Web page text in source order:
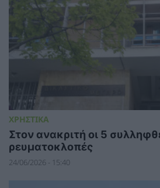
ΧΡΗΣΤΙΚΑ
Στον ανακριτή οι 5
ρευματοκλοπές
24/06/2026 - 15:40